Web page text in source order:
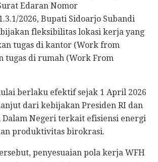
Edaran Nomor
2026, Bupati Sidoarjo Subandi
fleksibilitas lokasi kerja yang
tugas di kantor (Work from
tugas di rumah (Work From
berlaku efektif sejak 1 April 2026
dari kebijakan Presiden RI dan
Negeri terkait efisiensi energi
produktivitas birokrasi.
penyesuaian pola kerja WFH